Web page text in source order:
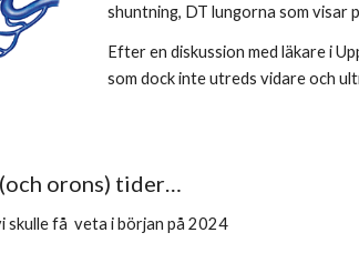
shuntning, DT lungorna som visar
Efter en diskussion med läkare i
som dock inte utreds vidare och
orons) tider…
skulle få veta i början på 2024